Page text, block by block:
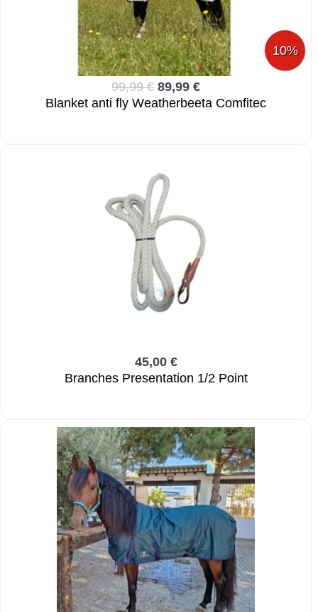
10%
99,99 € 89,99 €
Blanket anti fly Weatherbeeta Comfitec
45,00 €
Branches Presentation 1/2 Point